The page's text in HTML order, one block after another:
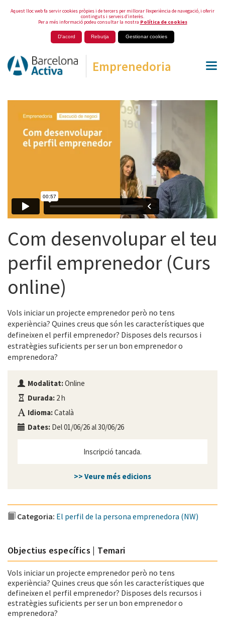
Aquest lloc web fa servir cookies pròpies i de tercers per millorar l’experiència de navegació, i oferir
continguts i serveis d’interès.
Per a més informació podeu consultar la nostra Política de cookies
D'acord Rebutja Gestionar cookies
Emprenedoria
Com desenvolupar el teu
perfil emprenedor (Curs
online)
Vols iniciar un projecte emprenedor però no tens
experiència? Quines creus que són les característiques que
defineixen el perfil emprenedor? Disposes dels recursos i
estratègies suficients per ser un bon emprenedor o
emprenedora?
Modalitat:Online
Durada: 2 h
Idioma:Català
Dates: Del 01/06/26 al 30/06/26
Inscripció tancada.
>> Veure més edicions
Categoria: El perfil de la persona emprenedora (NW)
Objectius específics | Temari
Vols iniciar un projecte emprenedor però no tens
experiència? Quines creus que són les característiques que
defineixen el perfil emprenedor? Disposes dels recursos i
estratègies suficients per ser un bon emprenedor o
emprenedora?